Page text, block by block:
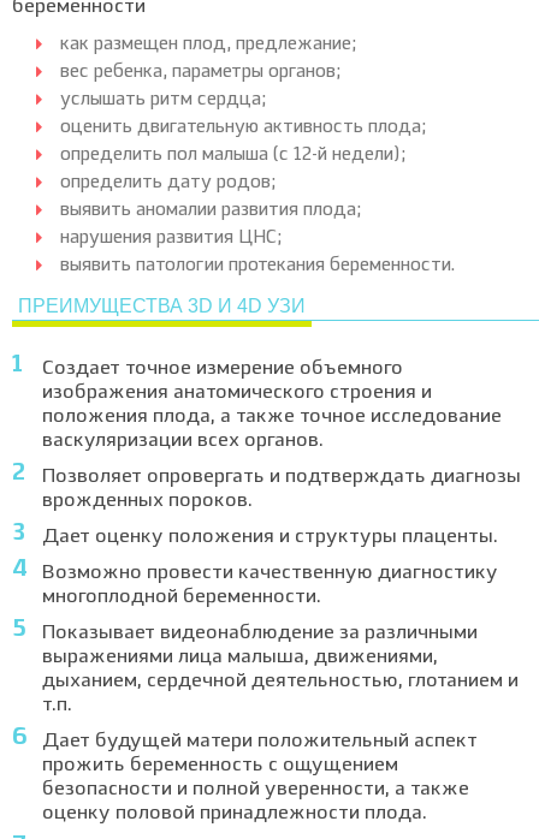
как размещен плод, предлежание;
вес ребенка, параметры органов;
услышать ритм сердца;
оценить двигательную активность плода;
определить пол малыша (с 12-й недели);
определить дату родов;
выявить аномалии развития плода;
нарушения развития ЦНС;
выявить патологии протекания беременности.
ПРЕИМУЩЕСТВА 3D И 4D УЗИ
Создает точное измерение объемного
изображения анатомического строения и
положения плода, а также точное исследование
васкуляризации всех органов.
Позволяет опровергать и подтверждать диагнозы
врожденных пороков.
Дает оценку положения и структуры плаценты.
Возможно провести качественную диагностику
многоплодной беременности.
Показывает видеонаблюдение за различными
выражениями лица малыша, движениями,
дыханием, сердечной деятельностью, глотанием и
т.п.
Дает будущей матери положительный аспект
прожить беременность с ощущением
безопасности и полной уверенности, а также
оценку половой принадлежности плода.